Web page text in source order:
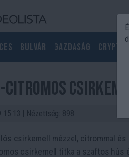
Bulvár Gazdaság Crypto
citromos
15:13 | Nézettség: 898
csirkemell mézzel, citrommal
csirkemell titka a szaftos hús